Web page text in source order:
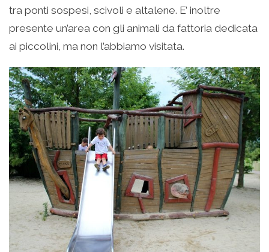
tra ponti sospesi, scivoli e altalene. E’ inoltre
presente un’area con gli animali da fattoria dedicata
ai piccolini, ma non l’abbiamo visitata.